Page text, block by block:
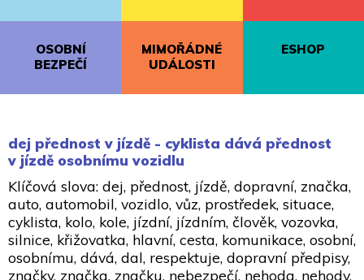
OSOBNÍ
BEZPEČÍ
MIMOŘÁDNÉ
UDÁLOSTI
ESHOP
dej přednost v jízdě - cyklista dává přednost
v jízdě osobnímu vozidlu
Klíčová slova: dej, přednost, jízdě, dopravní, značka,
auto, automobil, vozidlo, vůz, prostředek, situace,
cyklista, kolo, kole, jízdní, jízdním, člověk, vozovka,
silnice, křižovatka, hlavní, cesta, komunikace, osobní,
osobnímu, dává, dal, respektuje, dopravní předpisy,
značky, značka, značku, nebezpečí, nehoda, nehody,